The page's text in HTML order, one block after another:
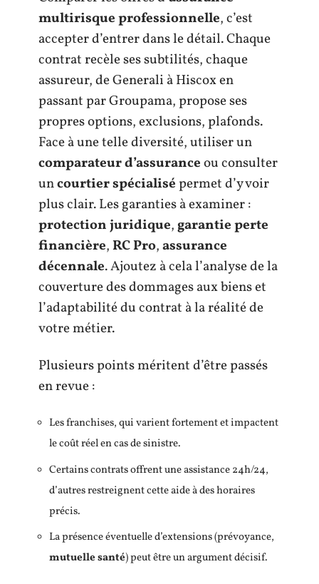
multirisque professionnelle, c’est
accepter d’entrer dans le détail. Chaque
contrat recèle ses subtilités, chaque
assureur, de Generali à Hiscox en
passant par Groupama, propose ses
propres options, exclusions, plafonds.
Face à une telle diversité, utiliser un
comparateur d’assuranceou consulter
uncourtier spécialisépermet d’y voir
plus clair. Les garanties à examiner :
protection juridique,garantie perte
financière,RC Pro,assurance
décennale. Ajoutez à cela l’analyse de la
couverture des dommages aux biens et
l’adaptabilité du contrat à la réalité de
votre métier.
Plusieurs points méritent d’être passés
en revue :
Les franchises, qui varient fortement et impactent
le coût réel en cas de sinistre.
Certains contrats offrent une assistance 24h/24,
d’autres restreignent cette aide à des horaires
précis.
La présence éventuelle d’extensions (prévoyance,
mutuelle santé) peut être un argument décisif.